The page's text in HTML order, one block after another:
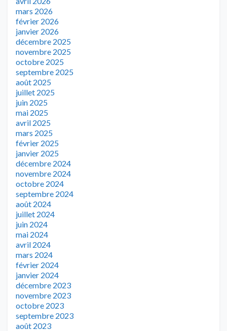
mars 2026
février 2026
janvier 2026
décembre 2025
novembre 2025
octobre 2025
septembre 2025
août 2025
juillet 2025
juin 2025
mai 2025
avril 2025
mars 2025
février 2025
janvier 2025
décembre 2024
novembre 2024
octobre 2024
septembre 2024
août 2024
juillet 2024
juin 2024
mai 2024
avril 2024
mars 2024
février 2024
janvier 2024
décembre 2023
novembre 2023
octobre 2023
septembre 2023
août 2023